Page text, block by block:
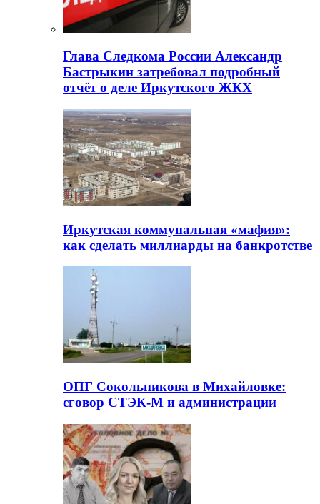
Глава Следкома России Александр
Бастрыкин затребовал подробный
отчёт о деле Иркутского ЖКХ
Иркутская коммунальная «мафия»:
как сделать миллиарды на банкротстве
ОПГ Сокольникова в Михайловке:
сговор СТЭК-М и администрации